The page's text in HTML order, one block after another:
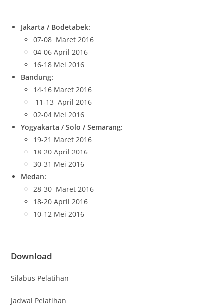
Jakarta / Bodetabek:
07-08 Maret 2016
04-06 April 2016
16-18 Mei 2016
Bandung:
14-16 Maret 2016
11-13 April 2016
02-04 Mei 2016
Yogyakarta / Solo / Semarang:
19-21 Maret 2016
18-20 April 2016
30-31 Mei 2016
Medan:
28-30 Maret 2016
18-20 April 2016
10-12 Mei 2016
Download
Silabus Pelatihan
Jadwal Pelatihan